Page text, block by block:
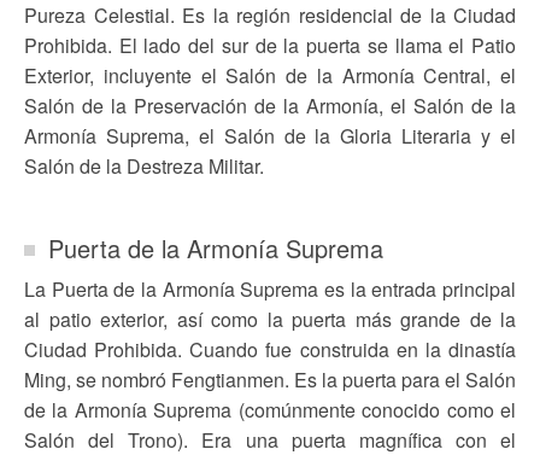
Pureza Celestial. Es la región residencial de la Ciudad
Prohibida. El lado del sur de la puerta se llama el Patio
Exterior, incluyente el Salón de la Armonía Central, el
Salón de la Preservación de la Armonía, el Salón de la
Armonía Suprema, el Salón de la Gloria Literaria y el
Salón de la Destreza Militar.
Puerta de la Armonía Suprema
La Puerta de la Armonía Suprema es la entrada principal
al patio exterior, así como la puerta más grande de la
Ciudad Prohibida. Cuando fue construida en la dinastía
Ming, se nombró Fengtianmen. Es la puerta para el Salón
de la Armonía Suprema (comúnmente conocido como el
Salón del Trono). Era una puerta magnífica con el